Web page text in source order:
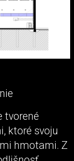
tvorené
ktoré svoju
hmotami. Z